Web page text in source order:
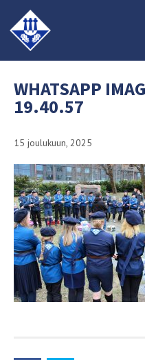
WHATSAPP
19.40.57
15 joulukuun, 2025